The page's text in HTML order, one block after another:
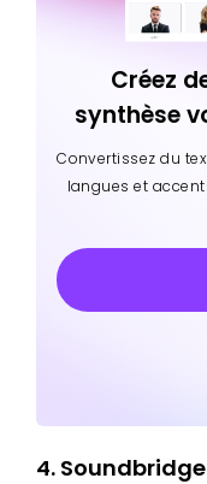
Créez
synthèse
Convertissez du
langues et
4. Soundbridge